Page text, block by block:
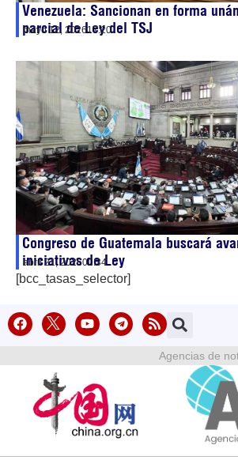
Venezuela: Sancionan en forma
parcial de Ley del TSJ
mayo 12, 202617:20
Congreso de Guatemala buscará
iniciativas de Ley
abril 21, 202600:34
[bcc_tasas_selector]
Agencias de